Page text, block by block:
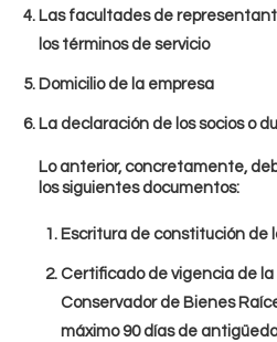
Las facultades de
los términos de servicio
Domicilio de la empresa
La declaración de los socios o
Lo anterior, concretamente,
los siguientes documentos:
Escritura de constitución de
Certificado de vigencia de la
Conservador de Bienes
máximo 90 días de